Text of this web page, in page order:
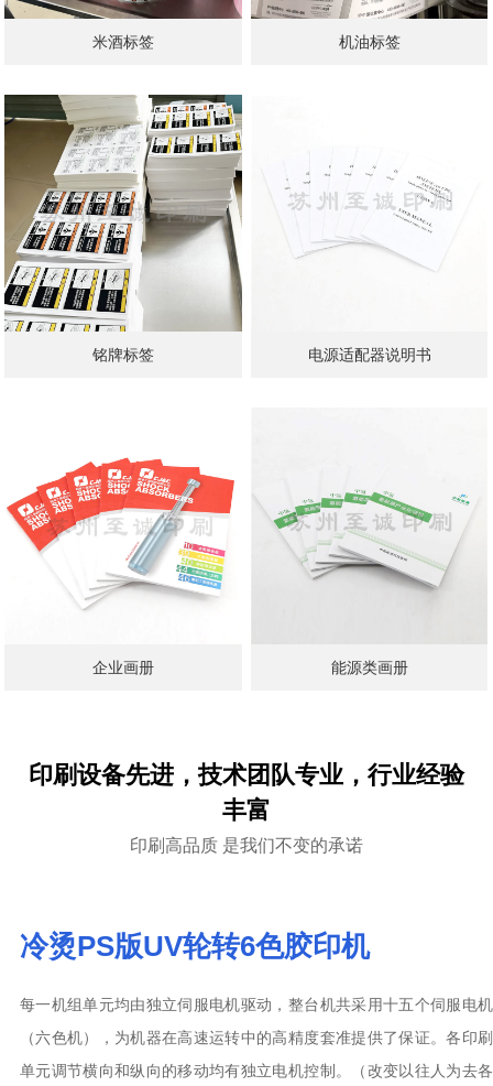
米酒标签 机油标签
铭牌标签 电源适配器说明书
企业画册 能源类画册
印刷设备先进，技术团队专业，行业经验
丰富
印刷高品质 是我们不变的承诺
冷烫PS版UV轮转6色胶印机
每一机组单元均由独立伺服电机驱动，整台机共采用十五个伺服电机
（六色机），为机器在高速运转中的高精度套准提供了保证。各印刷
单元调节横向和纵向的移动均有独立电机控制。（改变以往人为去各